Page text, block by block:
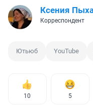
Ксения
Корреспондент
Ютьюб YouTube
10 5